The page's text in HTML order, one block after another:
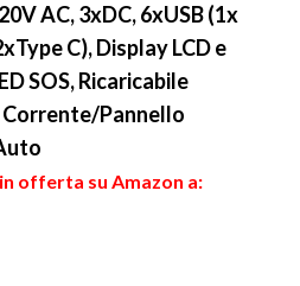
AC, 3xDC, 6xUSB (1x
C), Display LCD e
SOS, Ricaricabile
Pannello
in offerta su Amazon a: